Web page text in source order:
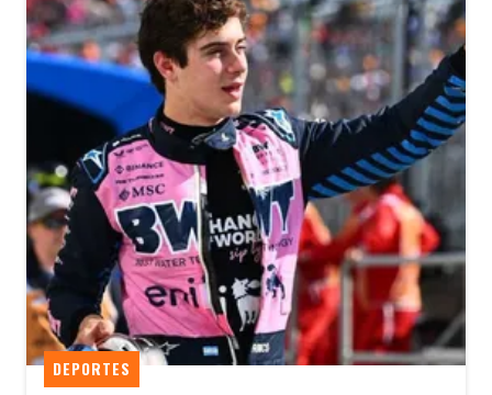
DEPORTES